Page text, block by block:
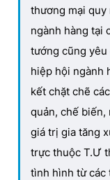
thương mại quy
ngành hàng tại
tướng cũng
hiệp hội ngành
kết chặt chẽ
quản, chế biến,
giá trị gia tăng
trực thuộc T.Ư
tình hình từ các